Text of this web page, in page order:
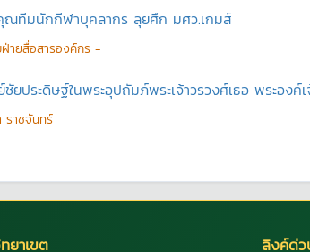
ณทีมนักกีฬาบุคลากร ลุยศึก มศว.เกมส์
ายสื่อสารองค์กร -
ยประดิษฐ์ในพระอุปถัมภ์พระเจ้าวรวงศ์เธอ พระอง
ราชจันทร์
ยาเขต ลิงค์ด่